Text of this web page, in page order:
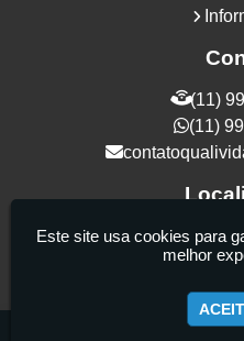
(11)
(11)
Rua Samurais, 27
Paulo / SP -
Este site usa cookies para
melhor